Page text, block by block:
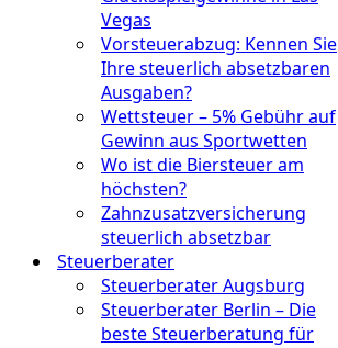
Vegas
Vorsteuerabzug: Kennen Sie
Ihre steuerlich absetzbaren
Ausgaben?
Wettsteuer – 5% Gebühr auf
Gewinn aus Sportwetten
Wo ist die Biersteuer am
höchsten?
Zahnzusatzversicherung
steuerlich absetzbar
Steuerberater
Steuerberater Augsburg
Steuerberater Berlin – Die
beste Steuerberatung für